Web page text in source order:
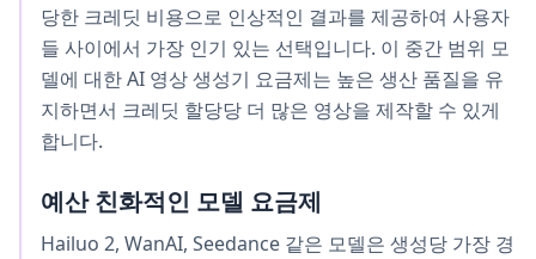
당한 크레딧 비용으로 인상적인 결과를 제공하여 사용자
들 사이에서 가장 인기 있는 선택입니다. 이 중간 범위 모
델에 대한 AI 영상 생성기 요금제는 높은 생산 품질을 유
지하면서 크레딧 할당당 더 많은 영상을 제작할 수 있게
합니다.
예산 친화적인 모델 요금제
Hailuo 2, WanAI, Seedance 같은 모델은 생성당 가장 경